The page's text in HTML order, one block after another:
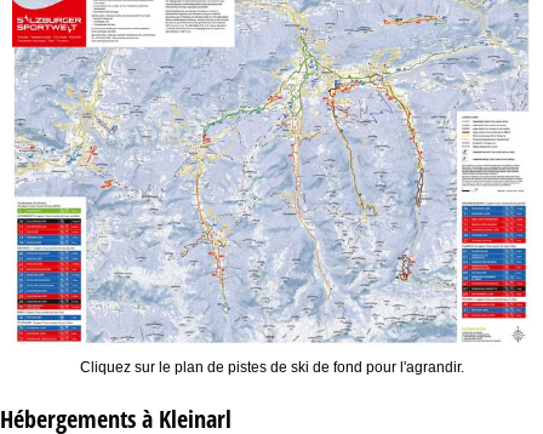
Cliquez sur le plan de pistes de ski de fond pour l'agrandir.
Hébergements à Kleinarl